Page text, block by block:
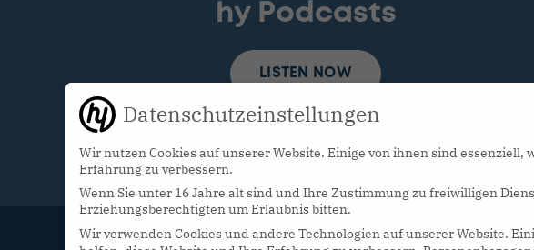
hy Podcasts
LISTEN NOW
Datenschutzeinstellungen
Wir nutzen Cookies auf unserer Website. Einige von ihnen sind
Erfahrung zu verbessern.
Wenn Sie unter 16 Jahre alt sind und Ihre Zustimmung zu freiwilligen
Erziehungsberechtigten um Erlaubnis bitten.
Wir verwenden Cookies und andere Technologien auf unserer Website.